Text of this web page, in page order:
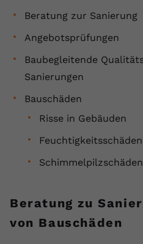
Beratung zur Sanierung
Angebotsprüfungen
Baubegleitende
Sanierungen
Bauschäden
Risse in Gebäuden
Feuchtigkeitsschäden
Schimmelpilzschäden
Beratung zu
von Bauschäden